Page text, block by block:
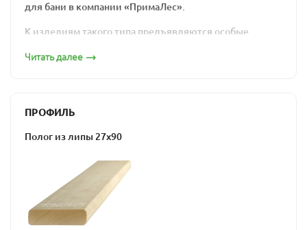
для бани в компании «ПримаЛес».
К изделиям такого типа предъявляются особые
использовании сортов древесины, которые
устойчивостью к влаге и значительным
температурным перепадам,
отсутствием смол в составе (или низким их
содержанием).
Всеми этими свойствами наделена древесина липы. В
компании «ПримаЛес» вы можете купить липовый
полок для сауны, который будет соответствовать всем
Читать далее
ПРОФИЛЬ
Полог из липы 27х90